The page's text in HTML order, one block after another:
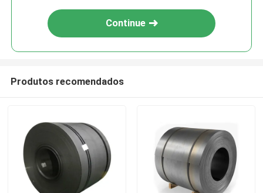
Continue
Produtos recomendados